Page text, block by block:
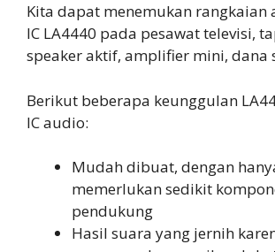
Kita dapat menemukan rangkaian
IC LA4440 pada pesawat televisi,
speaker aktif, amplifier mini, dana
Berikut beberapa keunggulan
IC audio:
Mudah dibuat, dengan
memerlukan sedikit
pendukung
Hasil suara yang jernih